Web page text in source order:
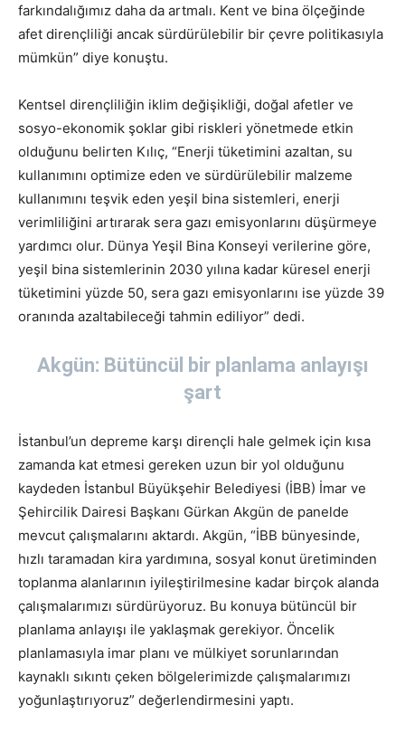
farkındalığımız daha da artmalı. Kent ve bina ölçeğinde
afet dirençliliği ancak sürdürülebilir bir çevre politikasıyla
mümkün” diye konuştu.
Kentsel dirençliliğin iklim değişikliği, doğal afetler ve
sosyo-ekonomik şoklar gibi riskleri yönetmede etkin
olduğunu belirten Kılıç, “Enerji tüketimini azaltan, su
kullanımını optimize eden ve sürdürülebilir malzeme
kullanımını teşvik eden yeşil bina sistemleri, enerji
verimliliğini artırarak sera gazı emisyonlarını düşürmeye
yardımcı olur. Dünya Yeşil Bina Konseyi verilerine göre,
yeşil bina sistemlerinin 2030 yılına kadar küresel enerji
tüketimini yüzde 50, sera gazı emisyonlarını ise yüzde 39
oranında azaltabileceği tahmin ediliyor” dedi.
Akgün: Bütüncül bir planlama anlayışı
şart
İstanbul’un depreme karşı dirençli hale gelmek için kısa
zamanda kat etmesi gereken uzun bir yol olduğunu
kaydeden İstanbul Büyükşehir Belediyesi (İBB) İmar ve
Şehircilik Dairesi Başkanı Gürkan Akgün de panelde
mevcut çalışmalarını aktardı. Akgün, “İBB bünyesinde,
hızlı taramadan kira yardımına, sosyal konut üretiminden
toplanma alanlarının iyileştirilmesine kadar birçok alanda
çalışmalarımızı sürdürüyoruz. Bu konuya bütüncül bir
planlama anlayışı ile yaklaşmak gerekiyor. Öncelik
planlamasıyla imar planı ve mülkiyet sorunlarından
kaynaklı sıkıntı çeken bölgelerimizde çalışmalarımızı
yoğunlaştırıyoruz” değerlendirmesini yaptı.